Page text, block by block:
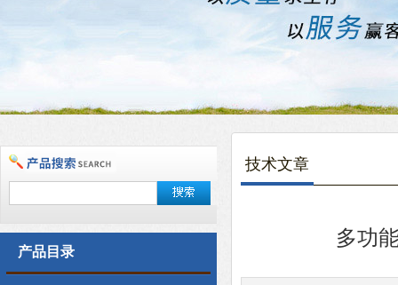
产品目录
技术文章
多功